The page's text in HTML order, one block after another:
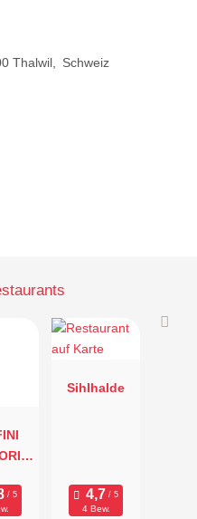
Thalwil
Schweiz
Sihlhalde
4 Bew.